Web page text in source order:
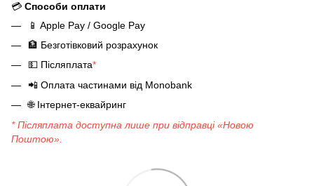
💳 Способи оплати
📱 Apple Pay / Google Pay
🏦 Безготівковий розрахунок
💵 Післяплата*
📲 Оплата частинами від Monobank
🌐Інтернет-еквайринг
* Післяплата доступна лише при відправці «Новою
Поштою».